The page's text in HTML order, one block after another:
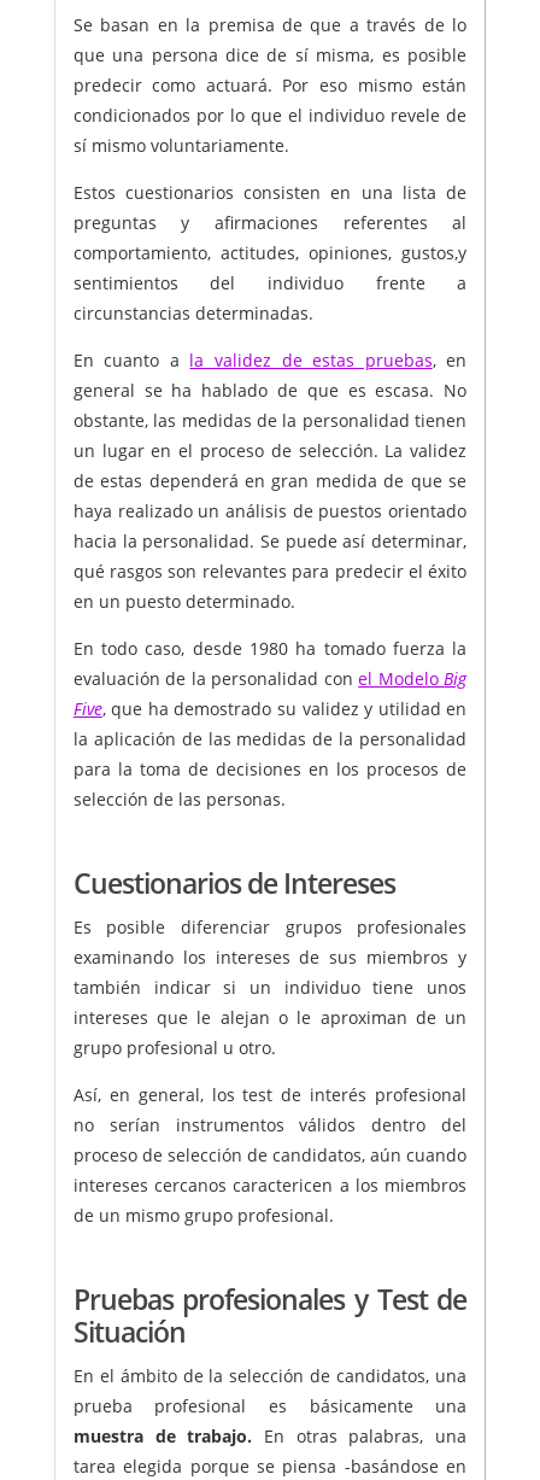
Se basan en la premisa de que a través de lo
que una persona dice de sí misma, es posible
predecir como actuará. Por eso mismo están
condicionados por lo que el individuo revele de
sí mismo voluntariamente.
Estos cuestionarios consisten en una lista de
preguntas y afirmaciones referentes al
comportamiento, actitudes, opiniones, gustos,y
sentimientos del individuo frente a
circunstancias determinadas.
En cuanto a la validez de estas pruebas, en
general se ha hablado de que es escasa. No
obstante, las medidas de la personalidad tienen
un lugar en el proceso de selección. La validez
de estas dependerá en gran medida de que se
haya realizado un análisis de puestos orientado
hacia la personalidad. Se puede así determinar,
qué rasgos son relevantes para predecir el éxito
en un puesto determinado.
En todo caso, desde 1980 ha tomado fuerza la
evaluación de la personalidad conel ModeloBig
Five, que ha demostrado su validez y utilidad en
la aplicación de las medidas de la personalidad
para la toma de decisiones en los procesos de
selección de las personas.
Cuestionarios de Intereses
Es posible diferenciar grupos profesionales
examinando los intereses de sus miembros y
también indicar si un individuo tiene unos
intereses que le alejan o le aproximan de un
grupo profesional u otro.
Así, en general, los test de interés profesional
no serían instrumentos válidos dentro del
proceso de selección de candidatos, aún cuando
intereses cercanos caractericen a los miembros
de un mismo grupo profesional.
Pruebas profesionales y Test de
Situación
En el ámbito de la selección de candidatos, una
prueba profesional es básicamente una
muestra de trabajo. En otras palabras, una
tarea elegida porque se piensa -basándose en